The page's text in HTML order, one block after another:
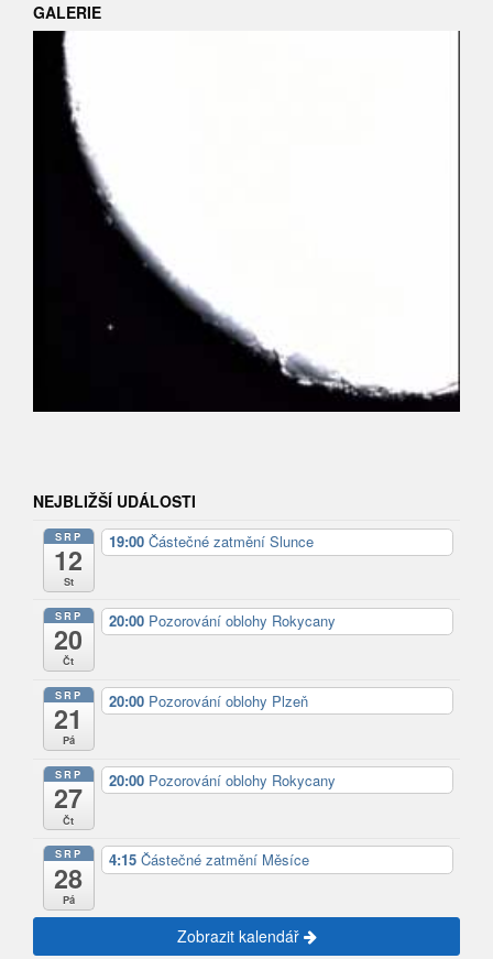
GALERIE
NEJBLIŽŠÍ UDÁLOSTI
SRP
12
St
19:00 Částečné zatmění Slunce
SRP
20
Čt
20:00 Pozorování oblohy Rokycany
SRP
21
Pá
20:00 Pozorování oblohy Plzeň
SRP
27
Čt
20:00 Pozorování oblohy Rokycany
SRP
28
Pá
4:15 Částečné zatmění Měsíce
Zobrazit kalendář